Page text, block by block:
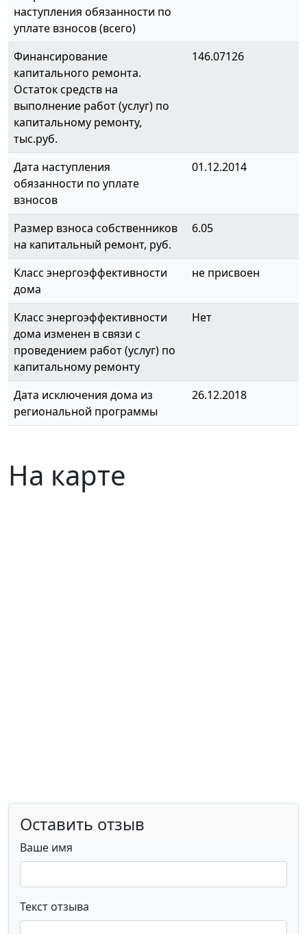
наступления обязанности по
уплате взносов (всего)
Финансирование
капитального ремонта.
Остаток средств на
выполнение работ (услуг) по
капитальному ремонту,
тыс.руб.
146.07126
Дата наступления
обязанности по уплате
взносов
01.12.2014
Размер взноса собственников
на капитальный ремонт, руб.
6.05
Класс энергоэффективности
дома
не присвоен
Класс энергоэффективности
дома изменен в связи с
проведением работ (услуг) по
капитальному ремонту
Нет
Дата исключения дома из
региональной программы
26.12.2018
На карте
Оставить отзыв
Ваше имя
Текст отзыва